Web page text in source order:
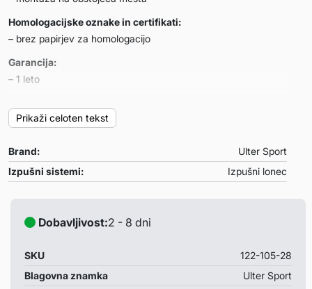
Homologacijske oznake in certifikati:
– brez papirjev za homologacijo
Garancija:
– 1 leto
Renault Megane II HATCHBACK
– motor: 1.6 16V 81/85kW-1.5 dCi 59/74kW-1.9 dCi
66/88kW-1.4 59/72/74kW
Prikaži celoten tekst
Brand:
Ulter Sport
Izpušni sistemi:
Izpušni lonec
Dobavljivost:2 - 8 dni
SKU
122-105-28
Blagovna znamka
Ulter Sport